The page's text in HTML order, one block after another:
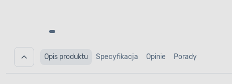
Opis produktu Specyfikacja Opinie Porady